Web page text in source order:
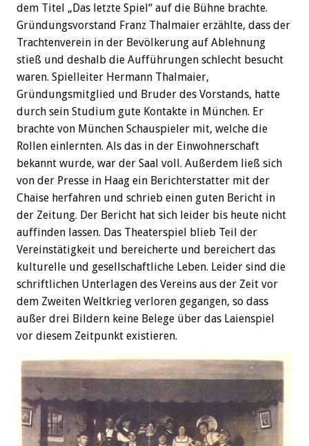
dem Titel „Das letzte Spiel“ auf die Bühne brachte.
Gründungsvorstand Franz Thalmaier erzählte, dass der
Trachtenverein in der Bevölkerung auf Ablehnung
stieß und deshalb die Aufführungen schlecht besucht
waren. Spielleiter Hermann Thalmaier,
Gründungsmitglied und Bruder des Vorstands, hatte
durch sein Studium gute Kontakte in München. Er
brachte von München Schauspieler mit, welche die
Rollen einlernten. Als das in der Einwohnerschaft
bekannt wurde, war der Saal voll. Außerdem ließ sich
von der Presse in Haag ein Berichterstatter mit der
Chaise herfahren und schrieb einen guten Bericht in
der Zeitung. Der Bericht hat sich leider bis heute nicht
auffinden lassen. Das Theaterspiel blieb Teil der
Vereinstätigkeit und bereicherte und bereichert das
kulturelle und gesellschaftliche Leben. Leider sind die
schriftlichen Unterlagen des Vereins aus der Zeit vor
dem Zweiten Weltkrieg verloren gegangen, so dass
außer drei Bildern keine Belege über das Laienspiel
vor diesem Zeitpunkt existieren.